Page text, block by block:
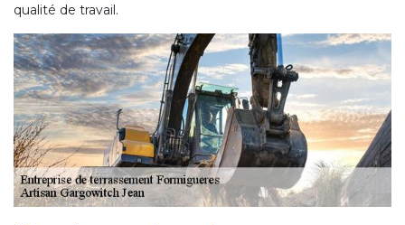
qualité de travail.